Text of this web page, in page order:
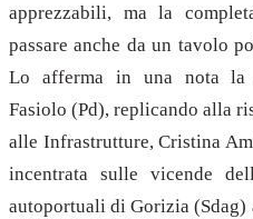
apprezzabili, ma la
passare anche da un tavolo
Lo afferma in una nota la
Fasiolo (Pd), replicando alla
alle Infrastrutture, Cristina
incentrata sulle vicende
autoportuali di Gorizia (Sdag)